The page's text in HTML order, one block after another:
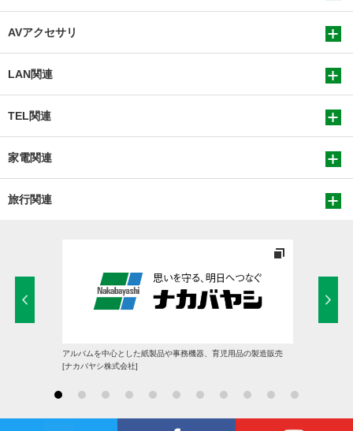
AVアクセサリ
LAN関連
TEL関連
家電関連
旅行関連
アルバムを中心とした紙製品や事務機器、育児用品の製造販売
[ナカバヤシ株式会社]